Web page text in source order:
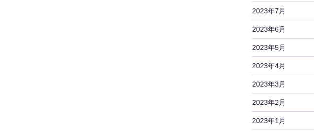
2023年7月
2023年6月
2023年5月
2023年4月
2023年3月
2023年2月
2023年1月